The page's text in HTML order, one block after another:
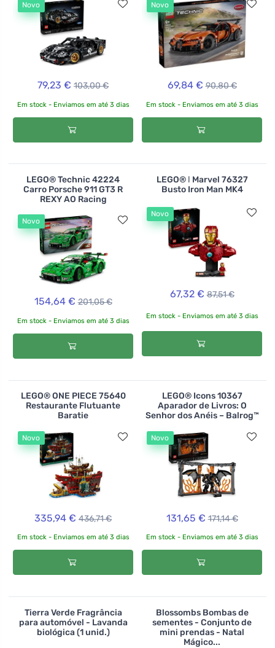
Novo
79,23 € 103,00 €
Em stock - Enviamos em até 3 dias
Novo
69,84 € 90,80 €
Em stock - Enviamos em até 3 dias
LEGO® Technic 42224
Carro Porsche 911 GT3 R
REXY AO Racing
Novo
154,64 € 201,05 €
Em stock - Enviamos em até 3 dias
LEGO® ǀ Marvel 76327
Busto Iron Man MK4
Novo
67,32 € 87,51 €
Em stock - Enviamos em até 3 dias
LEGO® ONE PIECE 75640
Restaurante Flutuante
Baratie
Novo
335,94 € 436,71 €
Em stock - Enviamos em até 3 dias
LEGO® Icons 10367
Aparador de Livros: O
Senhor dos Anéis – Balrog™
Novo
131,65 € 171,14 €
Em stock - Enviamos em até 3 dias
Tierra Verde Fragrância
para automóvel - Lavanda
biológica (1 unid.)
Blossombs Bombas de
sementes - Conjunto de
mini prendas - Natal
Mágico...